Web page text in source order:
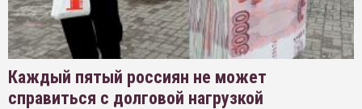
Каждый пятый россиян не может
справиться с долговой нагрузкой